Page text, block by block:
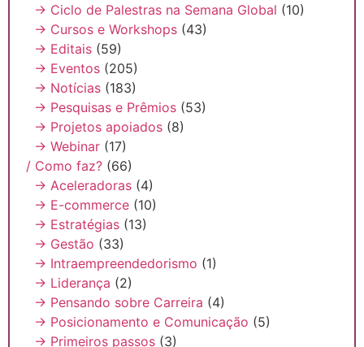
→ Ciclo de Palestras na Semana Global (10)
→ Cursos e Workshops (43)
→ Editais (59)
→ Eventos (205)
→ Notícias (183)
→ Pesquisas e Prêmios (53)
→ Projetos apoiados (8)
→ Webinar (17)
/ Como faz? (66)
→ Aceleradoras (4)
→ E-commerce (10)
→ Estratégias (13)
→ Gestão (33)
→ Intraempreendedorismo (1)
→ Liderança (2)
→ Pensando sobre Carreira (4)
→ Posicionamento e Comunicação (5)
→ Primeiros passos (3)